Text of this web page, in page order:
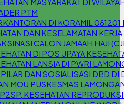
MASYARAKAT DI
PTM
DI KORAMIL 081201
DAN KESELAMATAN
CALON JAMAAH HAJI
DI POS UPAYA
LANSIA DI PWRI
DAN SOSIALISASI DBD DI
MOU PUSKESMAS
KESEHATAN